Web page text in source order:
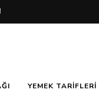
YEMEK TARIFLERI